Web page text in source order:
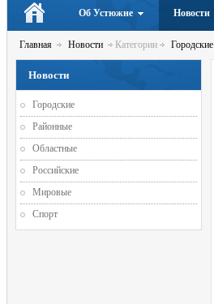
Об Устюжне Новости
Главная Новости Категории Городские
Новости
Городские
Районные
Областные
Российские
Мировые
Спорт